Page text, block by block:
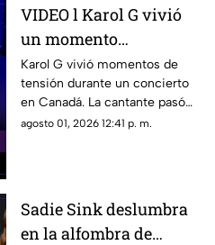
VIDEO l Karol G vivió
un momento
angustiante durante
una presentación en
Canadá
Karol G vivió momentos de
tensión durante un concierto
en Canadá. La cantante pasó
un gran susto en plena
agosto 01, 2026 12:41 p. m.
Sadie Sink deslumbra
en la alfombra de